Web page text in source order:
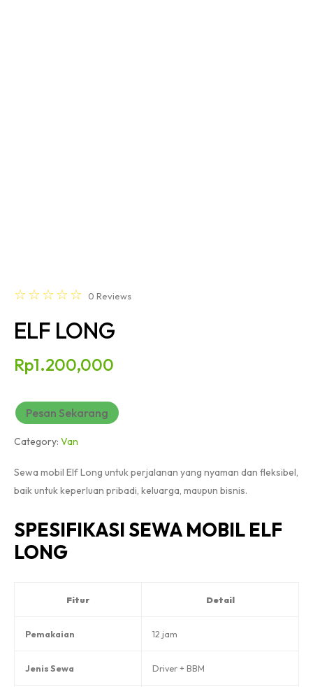
☆☆☆☆☆ 0 Reviews
ELF LONG
Rp1.200,000
Pesan Sekarang
Category: Van
Sewa mobil Elf Long untuk perjalanan yang nyaman dan fleksibel,
baik untuk keperluan pribadi, keluarga, maupun bisnis.
SPESIFIKASI SEWA MOBIL ELF
LONG
Fitur Detail
Pemakaian 12 jam
Jenis Sewa Driver + BBM